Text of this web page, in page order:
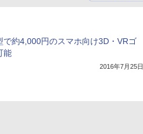
で約4,000円のスマホ向け3D・VRゴ
能
2016年7月25日